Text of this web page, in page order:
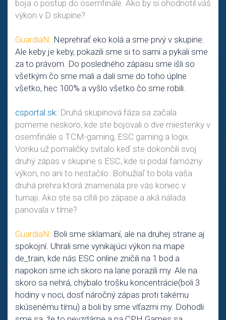
boja o postup do osemfinále. Ako by si ohodnotil váš
výkon v D skupine?
GuardiaN: Neprehrať eko kolá a sme prvý v skupine.
Ale keby je keby, pokazili sme si to sami a pykali sme
za to právom. Do posledného zápasu sme išli so
všetkým čo sme mali a dali sme do toho úplne
všetko, hec 100% a vyšlo všetko čo sme robili.
csportal.sk: Druhá skupinová fáza sa začala
pomerne neskoro, kde ste bojovali o dve miestenky v
osemfinále s TCM-gaming, ESC gaming a logix.
Vonku už pomaličky svitalo keď ste dokončili svoj
druhý zápas v skupine s ESC, kde si podal famózny
výkon, no ani to nestačilo. Bohužiaľ to bola vaša
druhá prehra ktorá znamenala pre vás koniec v
turnaji. Ako ste sa cítili po zápase a aká nálada
panovala v tíme?
GuardiaN: Boli sme sklamaní, ale na druhej strane aj
spokojní. Uhrali sme vynikajúci výkon na mape
de_train, kde nás ESC online zničili na 1 bod a
napokon sme ich skoro na lane porazili my. Ale na
skoro sa nehrá, chýbalo trošku koncentrácie(boli 3
hodiny v noci, dosť náročný zápas proti takému
skúsenému tímu) a boli by sme víťazmi my. Dohodli